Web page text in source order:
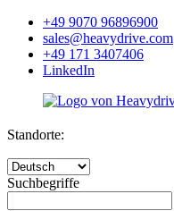
+49 9070 96896900
sales@heavydrive.com
+49 171 3407406
LinkedIn
Standorte:
Suchbegriffe